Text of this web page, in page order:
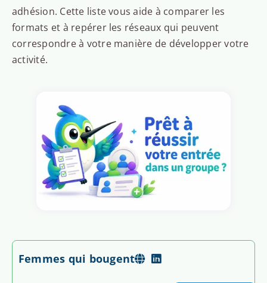
adhésion. Cette liste vous aide à comparer les
formats et à repérer les réseaux qui peuvent
correspondre à votre manière de développer votre
activité.
Femmes qui bougent